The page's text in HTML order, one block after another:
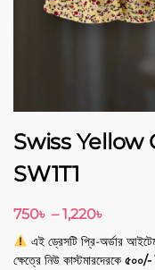
Swiss Yellow
SW1T1
750৳ – 1,220৳
এই ড্রেসটি প্রি-অর্ডার
ক্ষেত্রে নিউ কাস্টমারদেরকে ৫০০/-